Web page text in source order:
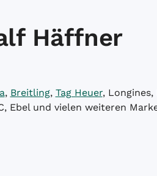
Häffner
, Breitling, Tag Heuer, Longines,
Ebel und vielen weiteren